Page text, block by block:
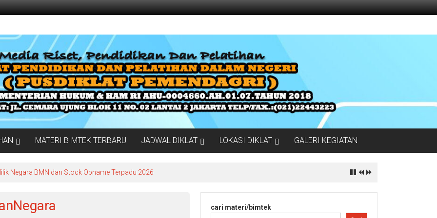
MATERI BIMTEK TERBARU JADWAL DIKLAT LOKASI DIKLAT GALERI KEGIATAN
Negara BMN dan Stock Opname Terpadu 2026
cari materi/bimtek